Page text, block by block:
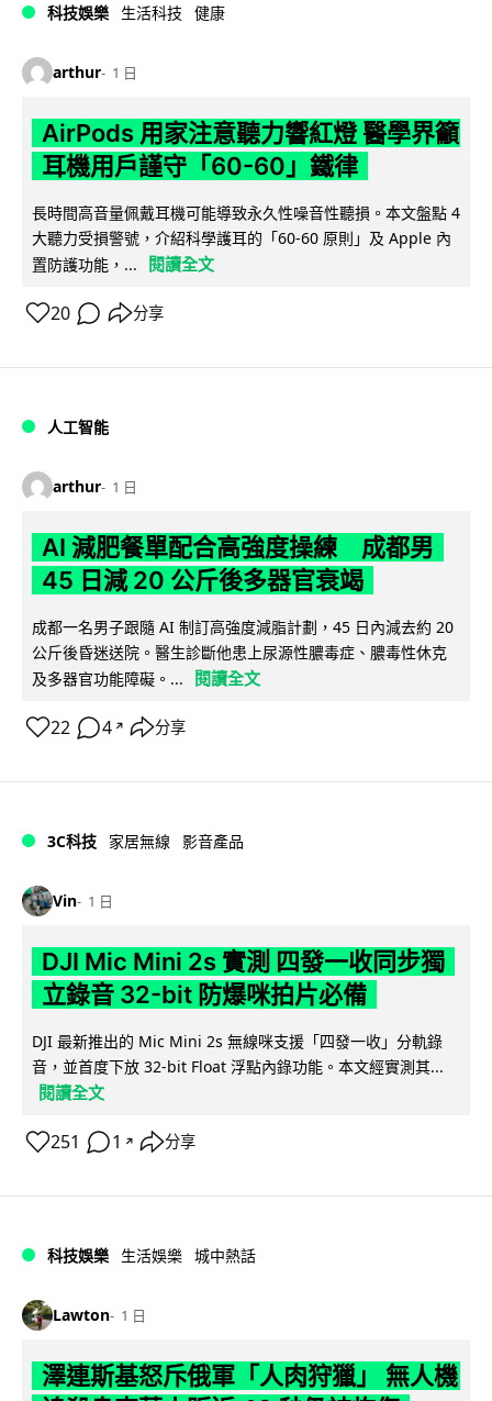
科技娛樂 生活科技 健康
arthur 1 日
AirPods 用家注意聽力響紅燈 醫學界籲
耳機用戶謹守「60-60」鐵律
長時間高音量佩戴耳機可能導致永久性噪音性聽損。本文盤點 4
大聽力受損警號，介紹科學護耳的「60-60 原則」及 Apple 內
置防護功能，...
閱讀全文
20 分享
人工智能
arthur 1 日
AI 減肥餐單配合高強度操練 成都男
45 日減 20 公斤後多器官衰竭
成都一名男子跟隨 AI 制訂高強度減脂計劃，45 日內減去約 20
公斤後昏迷送院。醫生診斷他患上尿源性膿毒症、膿毒性休克
及多器官功能障礙。...
閱讀全文
22 4 ↗ 分享
3C科技 家居無線 影音產品
Vin 1 日
DJI Mic Mini 2s 實測 四發一收同步獨
立錄音 32-bit 防爆咪拍片必備
DJI 最新推出的 Mic Mini 2s 無線咪支援「四發一收」分軌錄
音，並首度下放 32-bit Float 浮點內錄功能。本文經實測其...
閱讀全文
251 1 ↗ 分享
科技娛樂 生活娛樂 城中熱話
Lawton 1 日
澤連斯基怒斥俄軍「人肉狩獵」 無人機